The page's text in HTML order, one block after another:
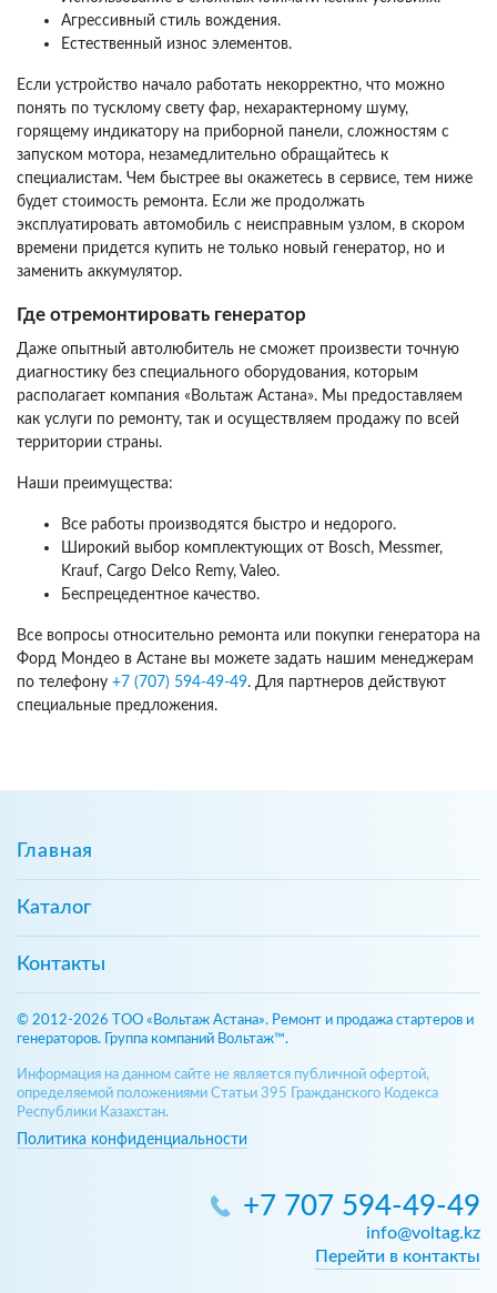
Агрессивный стиль вождения.
Естественный износ элементов.
Если устройство начало работать некорректно, что можно
понять по тусклому свету фар, нехарактерному шуму,
горящему индикатору на приборной панели, сложностям с
запуском мотора, незамедлительно обращайтесь к
специалистам. Чем быстрее вы окажетесь в сервисе, тем ниже
будет стоимость ремонта. Если же продолжать
эксплуатировать автомобиль с неисправным узлом, в скором
времени придется купить не только новый генератор, но и
заменить аккумулятор.
Где отремонтировать генератор
Даже опытный автолюбитель не сможет произвести точную
диагностику без специального оборудования, которым
располагает компания «Вольтаж Астана». Мы предоставляем
как услуги по ремонту, так и осуществляем продажу по всей
территории страны.
Наши преимущества:
Все работы производятся быстро и недорого.
Широкий выбор комплектующих от Bosch, Messmer,
Krauf, Cargo Delco Remy, Valeo.
Беспрецедентное качество.
Все вопросы относительно ремонта или покупки генератора на
Форд Мондео в Астане вы можете задать нашим менеджерам
по телефону +7 (707) 594-49-49. Для партнеров действуют
специальные предложения.
Главная
Каталог
Контакты
© 2012-2026 ТОО «Вольтаж Астана». Ремонт и продажа стартеров и
генераторов. Группа компаний Вольтаж™.
Информация на данном сайте не является публичной офертой,
определяемой положениями Статьи 395 Гражданского Кодекса
Республики Казахстан.
Политика конфиденциальности
+7 707 594-49-49
info@voltag.kz
Перейти в контакты